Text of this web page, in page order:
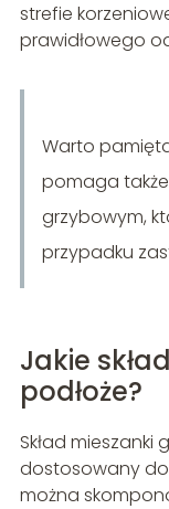
strefie
prawidłowego
Warto
pomaga
grzybowym,
przypadku
Jakie
podłoże?
Skład
dostosowany
można